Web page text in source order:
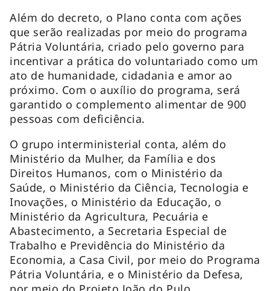
Além do decreto, o Plano conta com ações
que serão realizadas por meio do programa
Pátria Voluntária, criado pelo governo para
incentivar a prática do voluntariado como um
ato de humanidade, cidadania e amor ao
próximo. Com o auxílio do programa, será
garantido o complemento alimentar de 900
pessoas com deficiência.
O grupo interministerial conta, além do
Ministério da Mulher, da Família e dos
Direitos Humanos, com o Ministério da
Saúde, o Ministério da Ciência, Tecnologia e
Inovações, o Ministério da Educação, o
Ministério da Agricultura, Pecuária e
Abastecimento, a Secretaria Especial de
Trabalho e Previdência do Ministério da
Economia, a Casa Civil, por meio do Programa
Pátria Voluntária, e o Ministério da Defesa,